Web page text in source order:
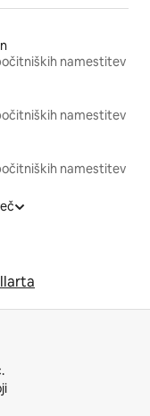
namestitev
namestitev
namestitev